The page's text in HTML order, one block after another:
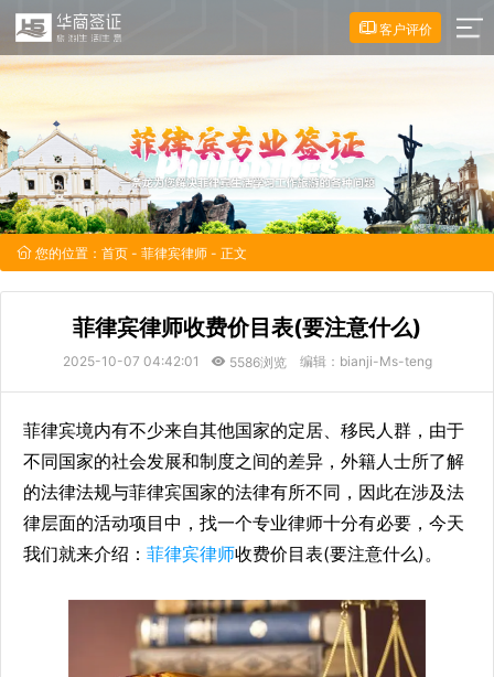
客户评价
您的位置： 首页 - 菲律宾律师 - 正文
菲律宾律师收费价目表(要注意什么)
2025-10-07 04:42:01 5586浏览 编辑：bianji-Ms-teng
菲律宾境内有不少来自其他国家的定居、移民人群，由于
不同国家的社会发展和制度之间的差异，外籍人士所了解
的法律法规与菲律宾国家的法律有所不同，因此在涉及法
律层面的活动项目中，找一个专业律师十分有必要，今天
我们就来介绍： 菲律宾律师收费价目表(要注意什么)。